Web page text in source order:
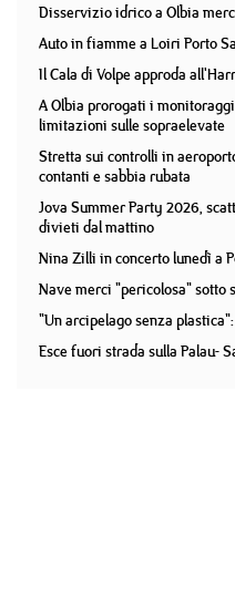
Disservizio idrico a Olbia
Auto in fiamme a Loiri Porto
Il Cala di Volpe approda
A Olbia prorogati i
limitazioni sulle sopraelevate
Stretta sui controlli in
contanti e sabbia rubata
Jova Summer Party 2026,
divieti dal mattino
Nina Zilli in concerto lunedì a
Nave merci "pericolosa" sotto
"Un arcipelago senza
Esce fuori strada sulla Palau-